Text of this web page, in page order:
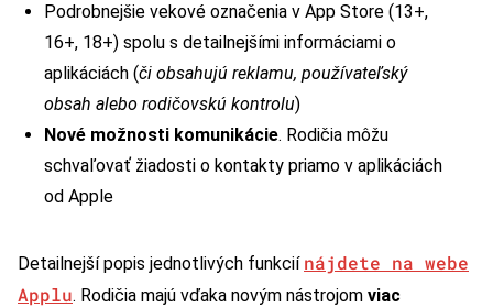
Podrobnejšie vekové označenia v App Store (13+,
16+, 18+) spolu s detailnejšími informáciami o
aplikáciách (či obsahujú reklamu, používateľský
obsah alebo rodičovskú kontrolu)
Nové možnosti komunikácie. Rodičia môžu
schvaľovať žiadosti o kontakty priamo v aplikáciách
od Apple
Detailnejší popis jednotlivých funkcií nájdete na webe
Applu. Rodičia majú vďaka novým nástrojom viac